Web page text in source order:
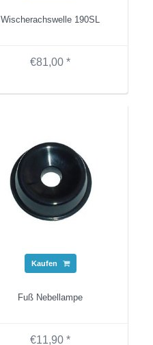
Wischerachswelle 190SL
€81,00 *
Kaufen
Fuß Nebellampe
€11,90 *